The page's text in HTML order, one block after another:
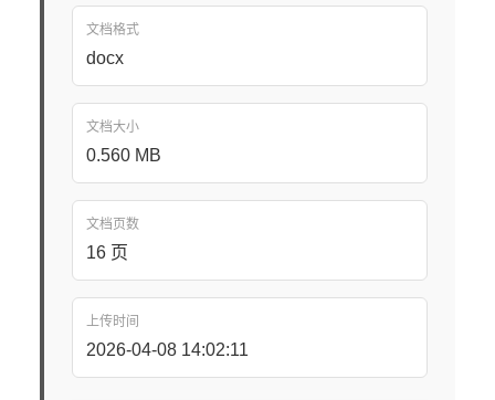
文档格式
docx
文档大小
0.560 MB
文档页数
16 页
上传时间
2026-04-08 14:02:11